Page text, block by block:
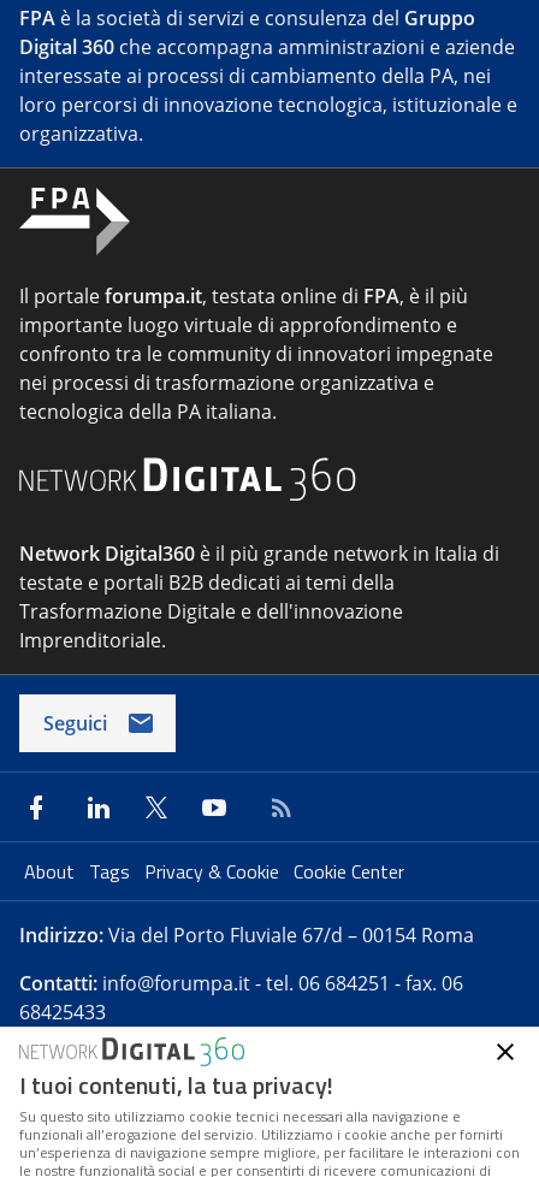
FPA è la società di servizi e consulenza del Gruppo
Digital 360 che accompagna amministrazioni e aziende
interessate ai processi di cambiamento della PA, nei
loro percorsi di innovazione tecnologica, istituzionale e
organizzativa.
Il portaleforumpa.it, testata online di FPA, è il più
importante luogo virtuale di approfondimento e
confronto tra le community di innovatori impegnate
nei processi di trasformazione organizzativa e
tecnologica della PA italiana.
Network Digital360 è il più grande network in Italia di
testate e portali B2B dedicati ai temi della
Trasformazione Digitale e dell'innovazione
Imprenditoriale.
Seguici
About Tags Privacy & Cookie Cookie Center
Indirizzo:Via del Porto Fluviale 67/d – 00154 Roma
Contatti: info@forumpa.it- tel. 06 684251 - fax. 06
68425433
Forumpa.itè una pubblicazione telematica iscritta
presso Registro della stampa del Tribunale di Roma -
Reg. n. 182 del 2 maggio 2008 - Direttore resp. Michela
Stentella
I tuoi contenuti, la tua privacy!
Su questo sito utilizziamo cookie tecnici necessari alla navigazione e
funzionali all’erogazione del servizio. Utilizziamo i cookie anche per fornirti
un’esperienza di navigazione sempre migliore, per facilitare le interazioni con
le nostre funzionalità social e per consentirti di ricevere comunicazioni di